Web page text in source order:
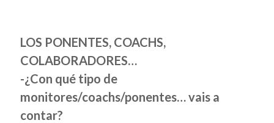
LOS PONENTES, COACHS,
COLABORADORES…
-¿Con qué tipo de
monitores/coachs/ponentes… vais a
contar?